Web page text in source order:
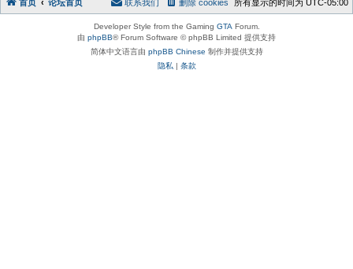
首页 论坛首页 所有显示的时间为 UTC-05:00
删除 cookies
联系我们
Developer Style from the Gaming GTA Forum.
由 phpBB® Forum Software © phpBB Limited 提供支持
简体中文语言由 phpBB Chinese 制作并提供支持
隐私 | 条款